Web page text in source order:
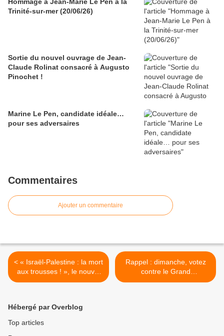
Trinité-sur-mer (20/06/26)
Sortie du nouvel ouvrage de Jean-
Claude Rolinat consacré à Augusto
Pinochet !
Marine Le Pen, candidate idéale…
pour ses adversaires
Commentaires
Ajouter un commentaire
< « Israël-Palestine : la mort
aux trousses ! », le nouvel
ouvrage de Jean-Claude
Rappel : dimanche, votez
contre le Grand
Remplacement ! >
Hébergé par Overblog
Top articles